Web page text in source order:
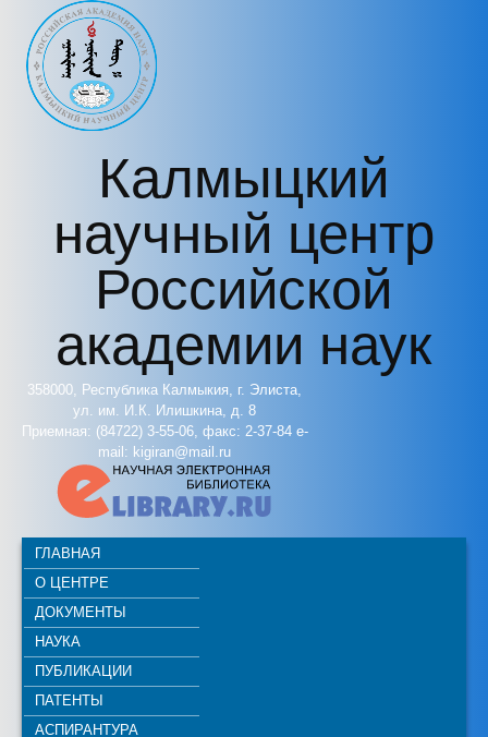
Перейти к основному содержанию
Калмыцкий
научный центр
Российской
академии наук
358000, Республика Калмыкия, г. Элиста,
ул. им. И.К. Илишкина, д. 8
Приемная: (84722) 3-55-06, факс: 2-37-84 e-
mail: kigiran@mail.ru
ГЛАВНАЯ
О ЦЕНТРЕ
ДОКУМЕНТЫ
НАУКА
ПУБЛИКАЦИИ
ПАТЕНТЫ
АСПИРАНТУРА